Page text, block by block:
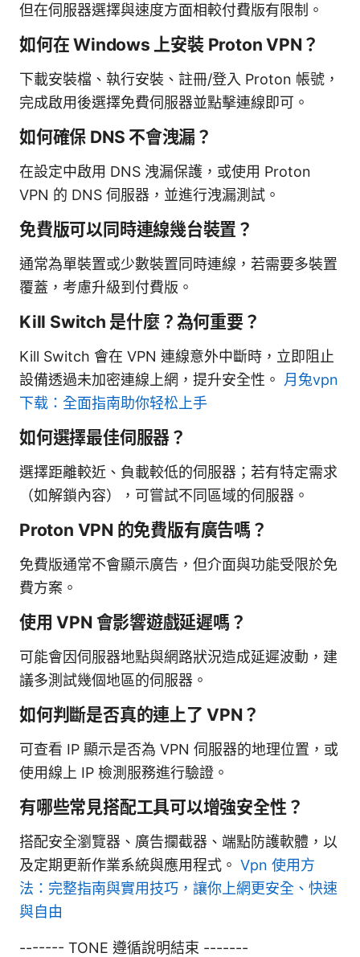
但在伺服器選擇與速度方面相較付費版有限制。
如何在 Windows 上安裝 Proton VPN？
下載安裝檔、執行安裝、註冊/登入 Proton 帳號，
完成啟用後選擇免費伺服器並點擊連線即可。
如何確保 DNS 不會洩漏？
在設定中啟用 DNS 洩漏保護，或使用 Proton
VPN 的 DNS 伺服器，並進行洩漏測試。
免費版可以同時連線幾台裝置？
通常為單裝置或少數裝置同時連線，若需要多裝置
覆蓋，考慮升級到付費版。
Kill Switch 是什麼？為何重要？
Kill Switch 會在 VPN 連線意外中斷時，立即阻止
設備透過未加密連線上網，提升安全性。 月兔vpn
下载：全面指南助你轻松上手
如何選擇最佳伺服器？
選擇距離較近、負載較低的伺服器；若有特定需求
（如解鎖內容），可嘗試不同區域的伺服器。
Proton VPN 的免費版有廣告嗎？
免費版通常不會顯示廣告，但介面與功能受限於免
費方案。
使用 VPN 會影響遊戲延遲嗎？
可能會因伺服器地點與網路狀況造成延遲波動，建
議多測試幾個地區的伺服器。
如何判斷是否真的連上了 VPN？
可查看 IP 顯示是否為 VPN 伺服器的地理位置，或
使用線上 IP 檢測服務進行驗證。
有哪些常見搭配工具可以增強安全性？
搭配安全瀏覽器、廣告攔截器、端點防護軟體，以
及定期更新作業系統與應用程式。 Vpn 使用方
法：完整指南與實用技巧，讓你上網更安全、快速
與自由
------- TONE 遵循說明結束 -------